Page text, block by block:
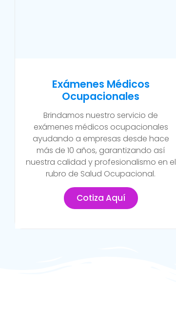
Exámenes Médicos
Ocupacionales
Brindamos nuestro servicio de
exámenes médicos ocupacionales
ayudando a empresas desde hace
más de 10 años, garantizando así
nuestra calidad y profesionalismo en el
rubro de Salud Ocupacional.
Cotiza Aquí